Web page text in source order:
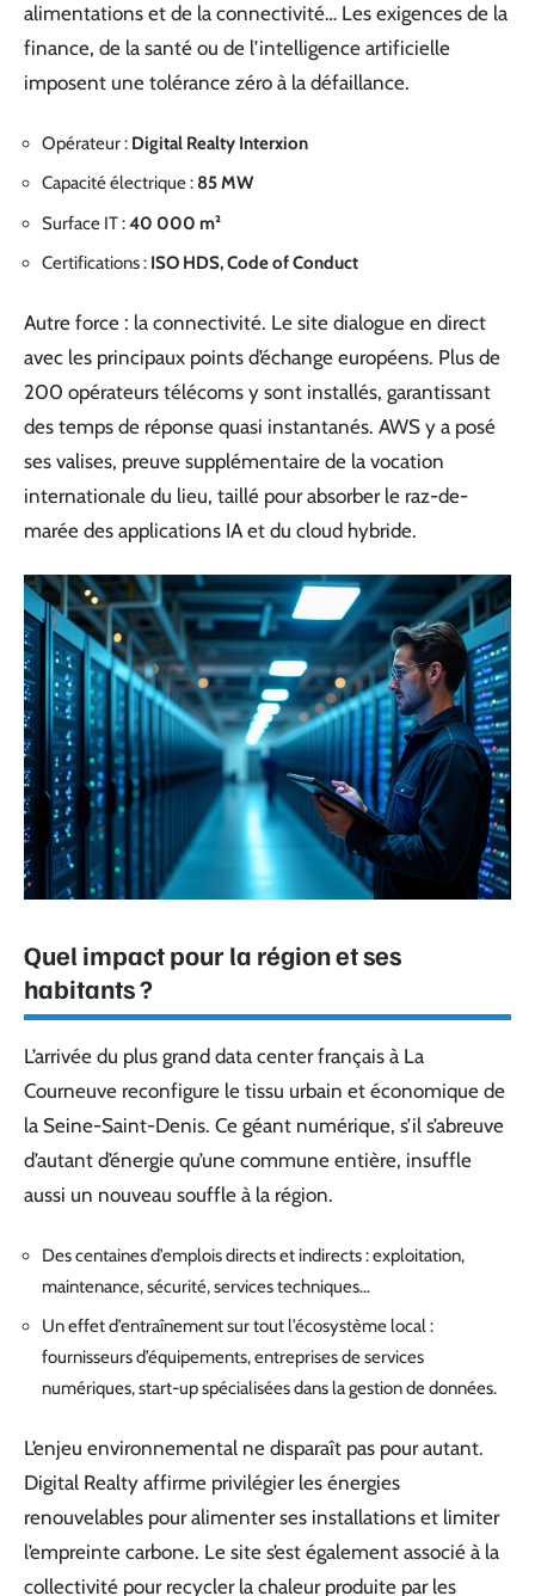
alimentations et de la connectivité… Les exigences de la
finance, de la santé ou de l’intelligence artificielle
imposent une tolérance zéro à la défaillance.
Opérateur : Digital Realty Interxion
Capacité électrique : 85 MW
Surface IT :40 000 m²
Certifications : ISO HDS, Code of Conduct
Autre force : la connectivité. Le site dialogue en direct
avec les principaux points d’échange européens. Plus de
200 opérateurs télécoms y sont installés, garantissant
des temps de réponse quasi instantanés. AWS y a posé
ses valises, preuve supplémentaire de la vocation
internationale du lieu, taillé pour absorber le raz-de-
marée des applications IA et du cloud hybride.
Quel impact pour la région et ses
habitants ?
L’arrivée du plus grand data center français à La
Courneuve reconfigure le tissu urbain et économique de
la Seine-Saint-Denis. Ce géant numérique, s’il s’abreuve
d’autant d’énergie qu’une commune entière, insuffle
aussi un nouveau souffle à la région.
Des centaines d’emplois directs et indirects : exploitation,
maintenance, sécurité, services techniques…
Un effet d’entraînement sur tout l’écosystème local :
fournisseurs d’équipements, entreprises de services
numériques, start-up spécialisées dans la gestion de données.
L’enjeu environnemental ne disparaît pas pour autant.
Digital Realty affirme privilégier les énergies
renouvelables pour alimenter ses installations et limiter
l’empreinte carbone. Le site s’est également associé à la
collectivité pour recycler la chaleur produite par les